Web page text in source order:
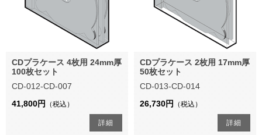
CDプラケース 4枚用 24mm厚
100枚セット
CD-012-CD-007
41,800円
（税込）
詳細
CDプラケース 2枚用 17mm厚
50枚セット
CD-013-CD-014
26,730円
（税込）
詳細